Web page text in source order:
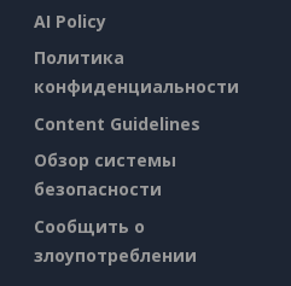
AI Policy
Политика
конфиденциальности
Content Guidelines
Обзор системы
безопасности
Сообщить о
злоупотреблении